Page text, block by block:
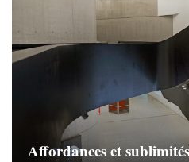
Affordances et